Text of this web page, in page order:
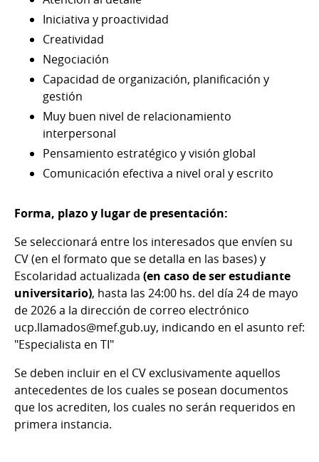
Iniciativa y proactividad
Creatividad
Negociación
Capacidad de organización, planificación y
gestión
Muy buen nivel de relacionamiento
interpersonal
Pensamiento estratégico y visión global
Comunicación efectiva a nivel oral y escrito
Forma, plazo y lugar de presentación:
Se seleccionará entre los interesados que envíen su
CV (en el formato que se detalla en las bases) y
Escolaridad actualizada (en caso de ser estudiante
universitario), hasta las 24:00 hs. del día 24 de mayo
de 2026 a la dirección de correo electrónico
ucp.llamados@mef.gub.uy, indicando en el asunto ref:
"Especialista en TI"
Se deben incluir en el CV exclusivamente aquellos
antecedentes de los cuales se posean documentos
que los acrediten, los cuales no serán requeridos en
primera instancia.